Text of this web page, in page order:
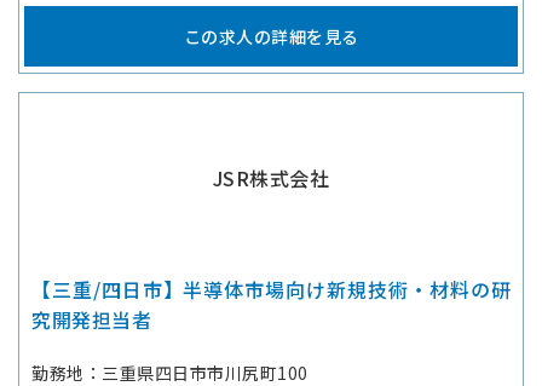
この求人の詳細を見る
JSR株式会社
【三重/四日市】半導体市場向け新規技術・材料の研
究開発担当者
勤務地
三重県四日市市川尻町100